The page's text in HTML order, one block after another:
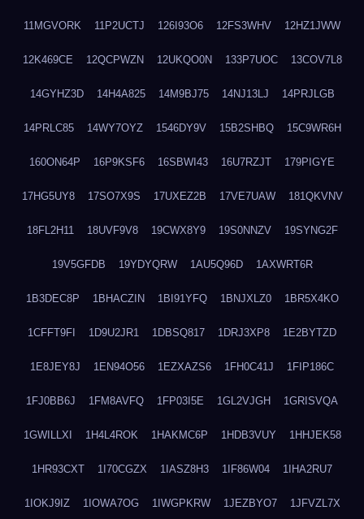
11MGVORK 11P2UCTJ 126I93O6 12FS3WHV 12HZ1JWW
12K469CE 12QCPWZN 12UKQO0N 133P7UOC 13COV7L8
14GYHZ3D 14H4A825 14M9BJ75 14NJ13LJ 14PRJLGB
14PRLC85 14WY7OYZ 1546DY9V 15B2SHBQ 15C9WR6H
160ON64P 16P9KSF6 16SBWI43 16U7RZJT 179PIGYE
17HG5UY8 17SO7X9S 17UXEZ2B 17VE7UAW 181QKVNV
18FL2H11 18UVF9V8 19CWX8Y9 19S0NNZV 19SYNG2F
19V5GFDB 19YDYQRW 1AU5Q96D 1AXWRT6R
1B3DEC8P 1BHACZIN 1BI91YFQ 1BNJXLZ0 1BR5X4KO
1CFFT9FI 1D9U2JR1 1DBSQ817 1DRJ3XP8 1E2BYTZD
1E8JEY8J 1EN94O56 1EZXAZS6 1FH0C41J 1FIP186C
1FJ0BB6J 1FM8AVFQ 1FP03I5E 1GL2VJGH 1GRISVQA
1GWILLXI 1H4L4ROK 1HAKMC6P 1HDB3VUY 1HHJEK58
1HR93CXT 1I70CGZX 1IASZ8H3 1IF86W04 1IHA2RU7
1IOKJ9IZ 1IOWA7OG 1IWGPKRW 1JEZBYO7 1JFVZL7X